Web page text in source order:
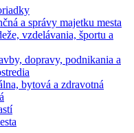
a správy majetku mesta
vzdelávania, športu a
dopravy, podnikania a
bytová a zdravotná